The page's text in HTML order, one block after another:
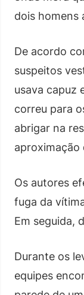
dois homens
De acordo
suspeitos
usava capuz
correu para
abrigar na
aproximação
Os autores
fuga da
Em seguida,
Durante os
equipes